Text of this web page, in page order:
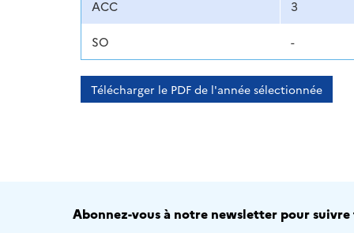
ACC 3
SO -
Télécharger le PDF de l'année sélectionnée
Abonnez-vous à notre newsletter pour suivre